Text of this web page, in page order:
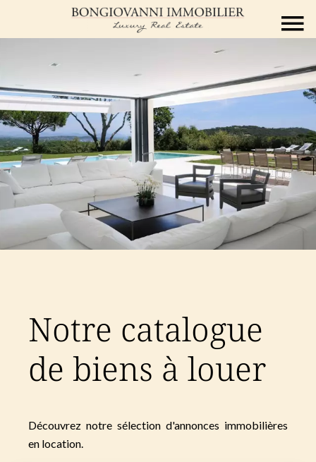
Notre catalogue
de biens à louer
Découvrez notre sélection d'annonces immobilières
en location.